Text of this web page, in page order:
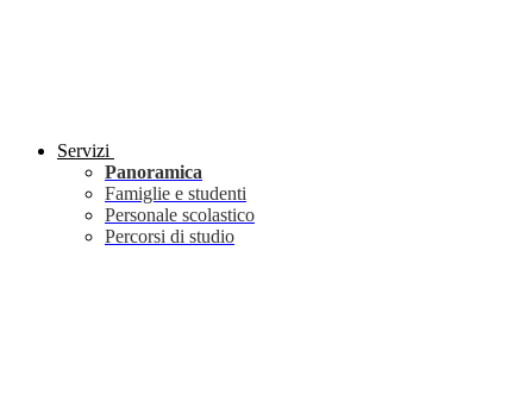
Servizi
Panoramica
Famiglie e studenti
Personale scolastico
Percorsi di studio